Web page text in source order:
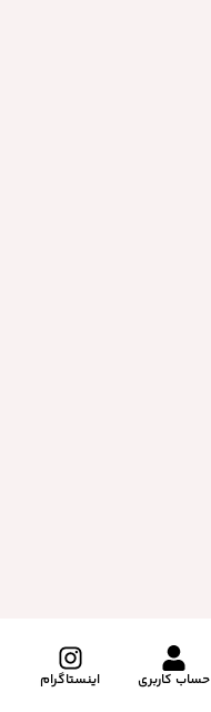
حساب کاربری اینستاگرام